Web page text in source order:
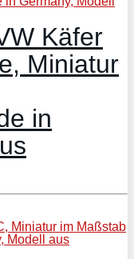
Käfer
Miniatur
in